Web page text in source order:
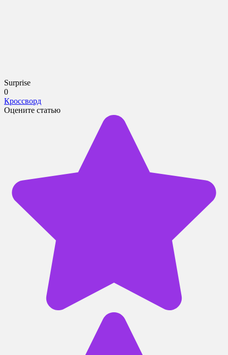
Surprise
0
Кроссворд
Оцените статью